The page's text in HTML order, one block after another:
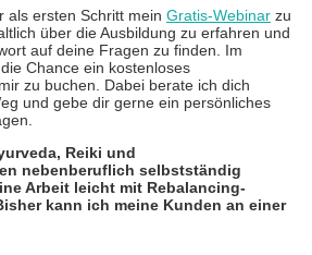
als ersten Schritt mein Gratis-Webinar zu
über die Ausbildung zu erfahren und
auf deine Fragen zu finden. Im
Chance ein kostenloses
zu buchen. Dabei berate ich dich
und gebe dir gerne ein persönliches
Reiki und
nebenberuflich selbstständig
Arbeit leicht mit Rebalancing-
kann ich meine Kunden an einer